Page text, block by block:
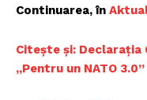
Continuarea, în
Citește și: Declarația
„Pentru un NATO 3.0”